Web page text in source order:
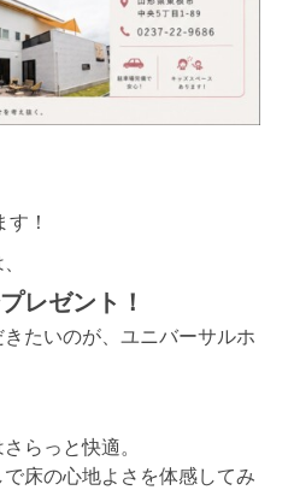
！
レゼント！
たいのが、ユニバーサルホ
らっと快適。
床の心地よさを体感してみ